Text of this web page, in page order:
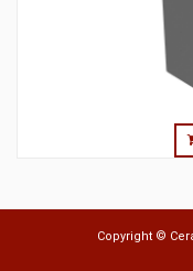
Copyright ©